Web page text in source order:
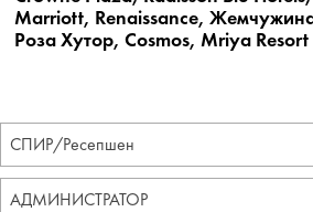
Marriott, Renaissance,
Роза Хутор, Cosmos, Mriya Resort
СПИР/Ресепшен
АДМИНИСТРАТОР